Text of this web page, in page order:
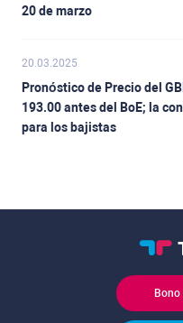
20 de marzo
20.03.2025
Pronóstico de Precio del
193.00 antes del BoE; la
para los bajistas
Bono